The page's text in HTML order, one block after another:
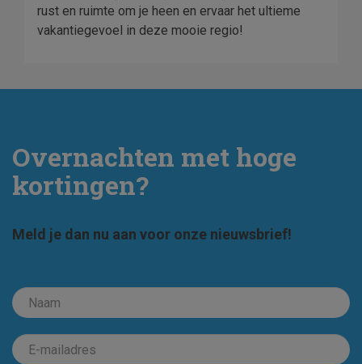
rust en ruimte om je heen en ervaar het ultieme
vakantiegevoel in deze mooie regio!
Overnachten met hoge
kortingen?
Meld je dan nu aan voor onze nieuwsbrief!